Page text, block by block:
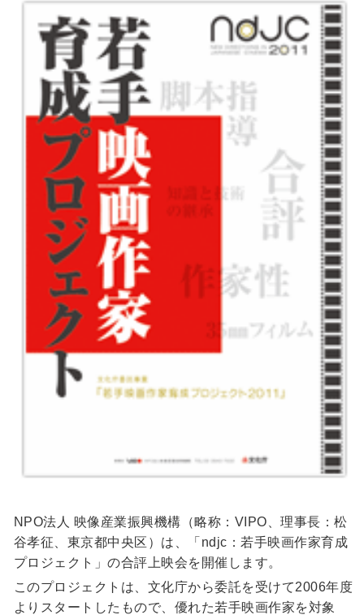
NPO法人 映像産業振興機構（略称：VIPO、理事長：松
谷孝征、東京都中央区）は、「ndjc：若手映画作家育成
プロジェクト」の合評上映会を開催します。
このプロジェクトは、文化庁から委託を受けて2006年度
よりスタートしたもので、優れた若手映画作家を対象